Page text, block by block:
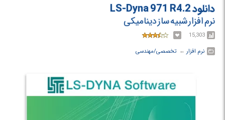
دانلود LS-Dyna 971 R4.2
نرم افزار شبیه ساز دینامیکی
15,303
نرم افزار ← ‏تخصصی/مهندسی